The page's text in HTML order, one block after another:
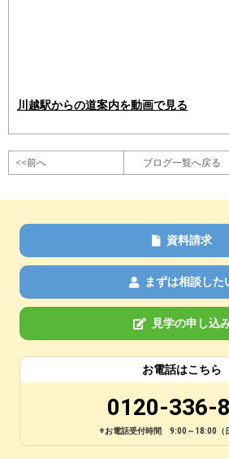
川越駅からの道案内を動画で見る
<<前へ ブログ一覧へ戻る
資料請求
まずは相談した
見学の申し込
お電話はこちら
0120-336-
※お電話受付時間 9:00～18:00（日